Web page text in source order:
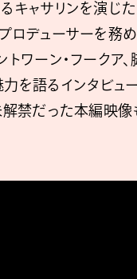
キャサリンを演じた
ロデューサーを務め
トワーン・フークア、
を語るインタビュ
解禁だった本編映